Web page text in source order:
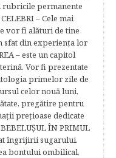
rubricile permanente
– Cele mai
vor fi alături de tine
sfat din experienţa lor
– este un capitol
Vor fi prezentate
primelor zile de
celor nouă luni,
pregătire pentru
preţioase dedicate
ÎN PRIMUL
îngrijirii sugarului.
bontului ombilical,